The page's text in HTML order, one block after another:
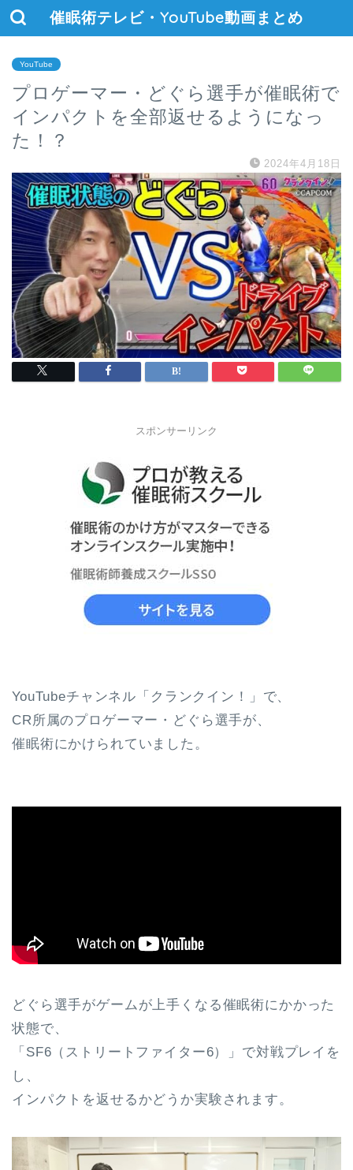
催眠術テレビ・YouTube動画まとめ
YouTube
プロゲーマー・どぐら選手が催眠術で
インパクトを全部返せるようになっ
た！？
2024年4月18日
スポンサーリンク
YouTubeチャンネル「クランクイン！」で、
CR所属のプロゲーマー・どぐら選手が、
催眠術にかけられていました。
どぐら選手がゲームが上手くなる催眠術にかかった
状態で、
「SF6（ストリートファイター6）」で対戦プレイを
し、
インパクトを返せるかどうか実験されます。